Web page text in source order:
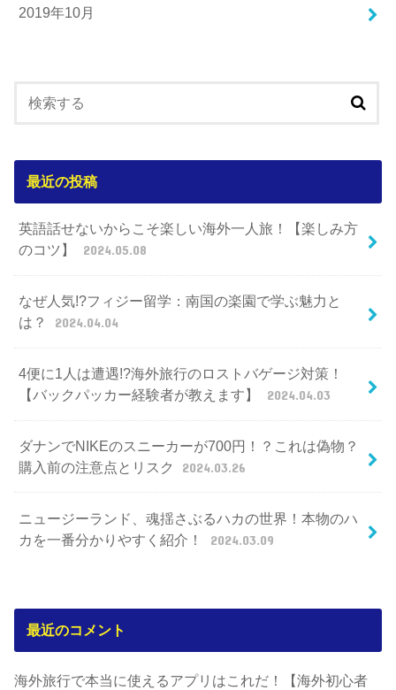
2019年10月
最近の投稿
英語話せないからこそ楽しい海外一人旅！【楽しみ方
のコツ】
2024.05.08
なぜ人気!?フィジー留学：南国の楽園で学ぶ魅力と
は？
2024.04.04
4便に1人は遭遇!?海外旅行のロストバゲージ対策！
【バックパッカー経験者が教えます】
2024.04.03
ダナンでNIKEのスニーカーが700円！？これは偽物？
購入前の注意点とリスク
2024.03.26
ニュージーランド、魂揺さぶるハカの世界！本物のハ
カを一番分かりやすく紹介！
2024.03.09
最近のコメント
海外旅行で本当に使えるアプリはこれだ！【海外初心者